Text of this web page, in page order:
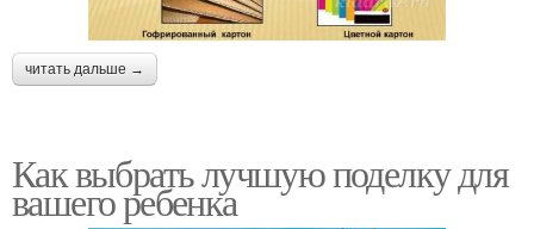
читать дальше →
Как выбрать лучшую поделку для
вашего ребенка